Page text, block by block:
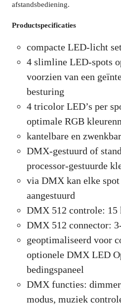
afstandsbediening.
Productspecificaties
compacte LED-licht
4 slimline LED-spots
voorzien van een
besturing
4 tricolor LED’s per
optimale RGB
kantelbare en
DMX-gestuurd of
processor-gestuurde
via DMX kan elke
aangestuurd
DMX 512 controle: 15
DMX 512 connector:
geoptimaliseerd voor
optionele DMX LED
bedingspaneel
DMX functies:
modus, muziek